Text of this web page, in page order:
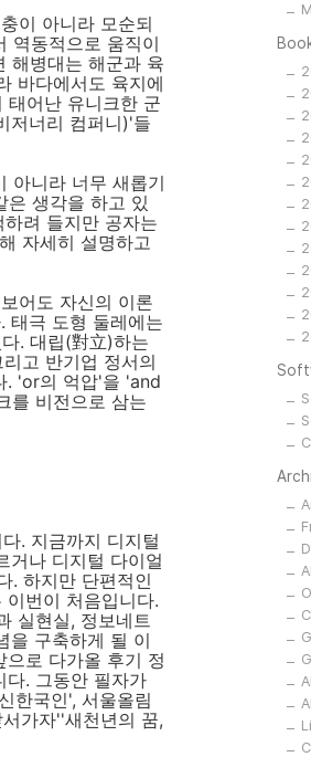
이 아니라 모순되
역동적으로 움직이
해병대는 해군과 육
바다에서도 육지에
태어난 유니크한 군
저너리 컴퍼니)'들
아니라 너무 새롭기
은 생각을 하고 있
려 들지만 공자는
자세히 설명하고
어도 자신의 이론
태극 도형 둘레에는
. 대립(對立)하는
고 반기업 정서의
. 'or의 억압'을 'and
를 비전으로 삼는
. 지금까지 디지털
거나 디지털 다이얼
. 하지만 단편적인
번이 처음입니다.
실현실, 정보네트
을 구축하게 될 이
로 다가올 후기 정
다. 그동안 필자가
한국인', 서울올림
가자''새천년의 꿈,
AI